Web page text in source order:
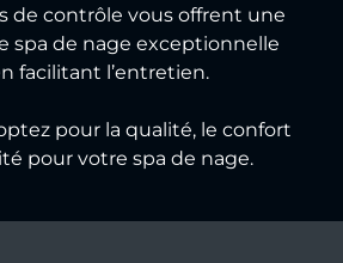
de contrôle vous offrent une
spa de nage exceptionnelle
facilitant l’entretien.
pour la qualité, le confort
pour votre spa de nage.